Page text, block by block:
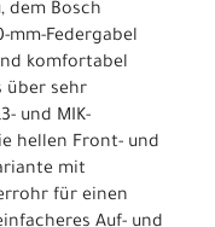
dem Bosch
mm-Federgabel
komfortabel
über sehr
und MIK-
hellen Front- und
mit
für einen